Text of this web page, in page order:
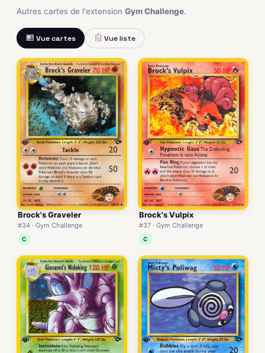
Autres cartes de l'extension Gym Challenge.
Vue cartes Vue liste
Brock's Graveler
#34 · Gym Challenge
C
Brock's Vulpix
#37 · Gym Challenge
C